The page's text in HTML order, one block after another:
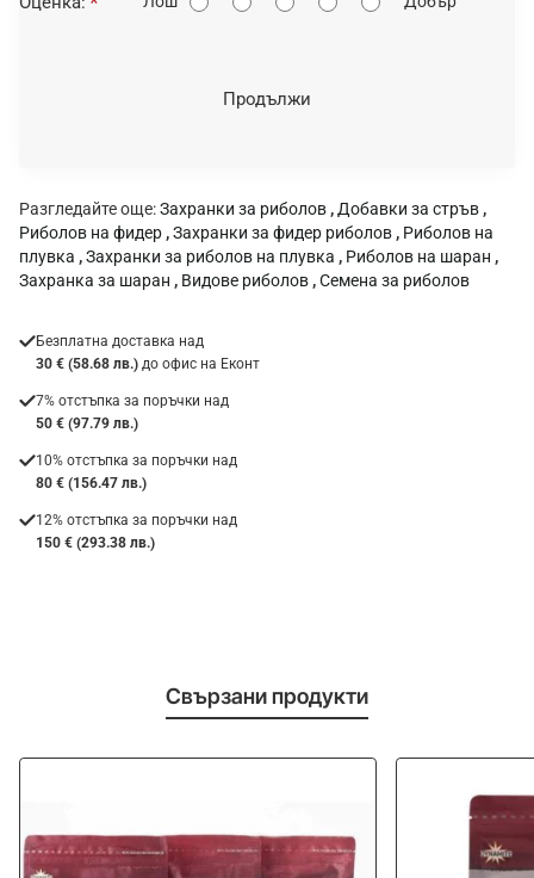
Продължи
Разгледайте още:Захранки за риболов , Добавки за стръв ,
Риболов на фидер ,Захранки за фидер риболов , Риболов на
плувка ,Захранки за риболов на плувка , Риболов на шаран ,
Захранка за шаран , Видове риболов ,Семена за риболов
Безплатна доставка над
30 € (58.68 лв.) до офис на Еконт
7% отстъпка за поръчки над
50 € (97.79 лв.)
10% отстъпка за поръчки над
80 € (156.47 лв.)
12% отстъпка за поръчки над
150 € (293.38 лв.)
Свързани продукти